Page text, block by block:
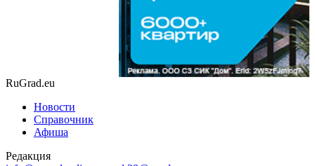
RuGrad.eu
Новости
Справочник
Афиша
Редакция